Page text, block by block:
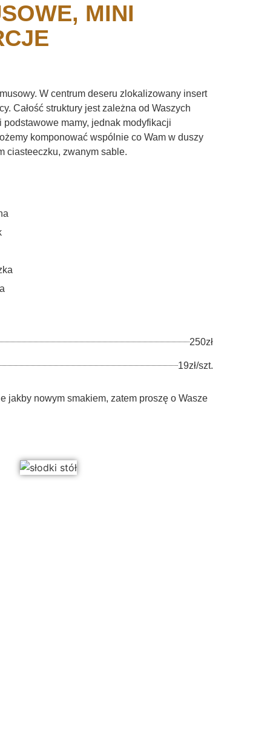
MINI
W centrum deseru zlokalizowany insert
Całość struktury jest zależna od Waszych
podstawowe mamy, jednak modyfikacji
komponować wspólnie co Wam w duszy
ciasteeczku, zwanym sable.
250zł
19zł/szt.
jakby nowym smakiem, zatem proszę o Wasze